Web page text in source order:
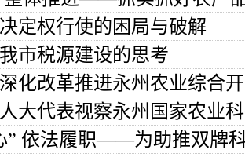
定权行使的困局与破解
市税源建设的思考
化改革推进永州农业综合
大代表视察永州国家农业
告” 依法履职——为助推双牌